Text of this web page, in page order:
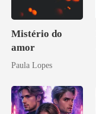
Mistério do
amor
Paula Lopes